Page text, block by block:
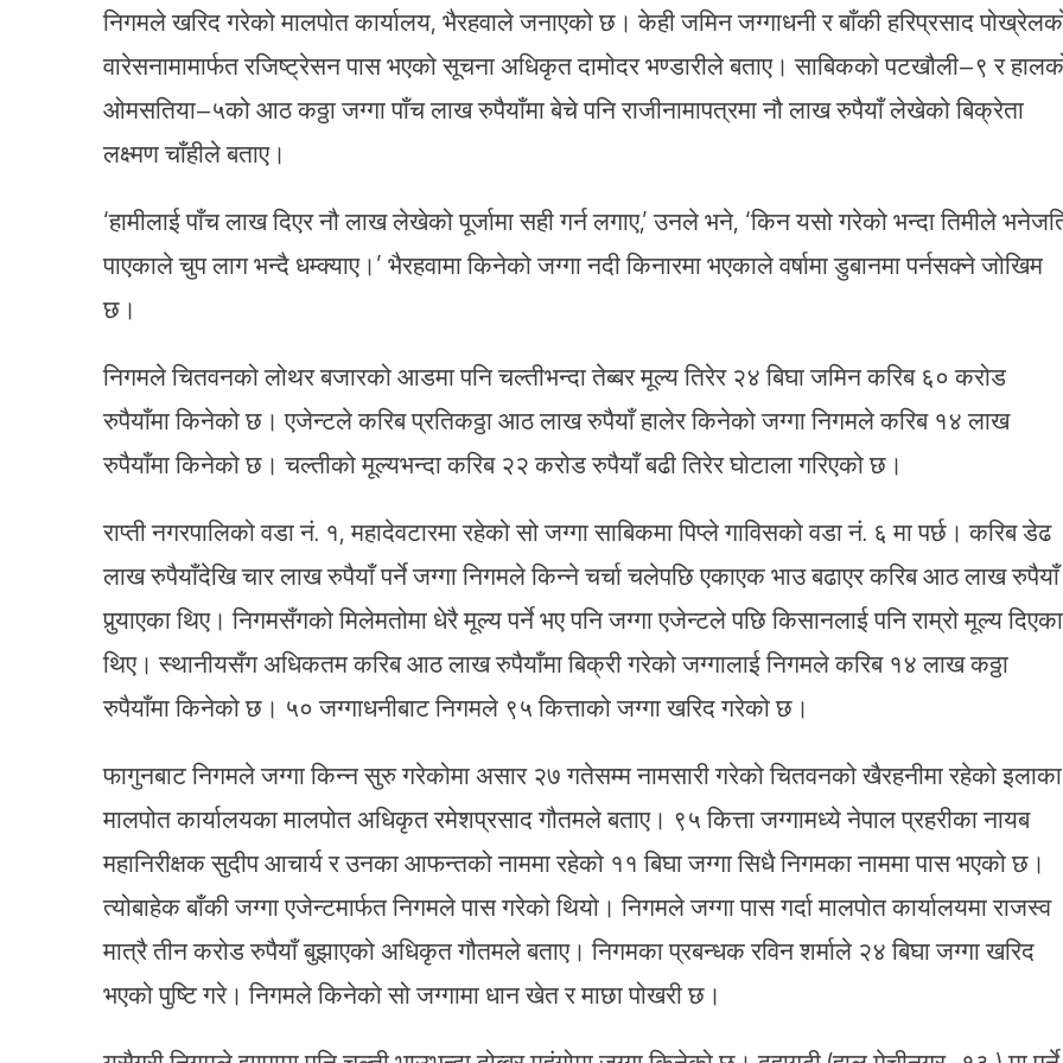
निगमले खरिद गरेको मालपोत कार्यालय, भैरहवाले जनाएको छ। केही जमिन जग्गाधनी र बाँकी हरिप्रसाद
वारेसनामामार्फत रजिष्ट्रेसन पास भएको सूचना अधिकृत दामोदर भण्डारीले बताए। साबिकको पटखौली–९ र
ओमसतिया–५को आठ कठ्ठा जग्गा पाँच लाख रुपैयाँमा बेचे पनि राजीनामापत्रमा नौ लाख रुपैयाँ लेखेको बिक्रेता
लक्ष्मण चाँहीले बताए।
‘हामीलाई पाँच लाख दिएर नौ लाख लेखेको पूर्जामा सही गर्न लगाए,’ उनले भने, ‘किन यसो गरेको भन्दा तिमीले
पाएकाले चुप लाग भन्दै धम्क्याए।’ भैरहवामा किनेको जग्गा नदी किनारमा भएकाले वर्षामा डुबानमा पर्नसक्ने जोखिम
छ।
निगमले चितवनको लोथर बजारको आडमा पनि चल्तीभन्दा तेब्बर मूल्य तिरेर २४ बिघा जमिन करिब ६० करोड
रुपैयाँमा किनेको छ। एजेन्टले करिब प्रतिकठ्ठा आठ लाख रुपैयाँ हालेर किनेको जग्गा निगमले करिब १४ लाख
रुपैयाँमा किनेको छ। चल्तीको मूल्यभन्दा करिब २२ करोड रुपैयाँ बढी तिरेर घोटाला गरिएको छ।
राप्ती नगरपालिको वडा नं. १, महादेवटारमा रहेको सो जग्गा साबिकमा पिप्ले गाविसको वडा नं. ६ मा पर्छ। करिब डेढ
लाख रुपैयाँदेखि चार लाख रुपैयाँ पर्ने जग्गा निगमले किन्ने चर्चा चलेपछि एकाएक भाउ बढाएर करिब आठ लाख रुपैयाँ
पुर्‍याएका थिए। निगमसँगको मिलेमतोमा धेरै मूल्य पर्ने भए पनि जग्गा एजेन्टले पछि किसानलाई पनि राम्रो मूल्य दिएका
थिए। स्थानीयसँग अधिकतम करिब आठ लाख रुपैयाँमा बिक्री गरेको जग्गालाई निगमले करिब १४ लाख कठ्ठा
रुपैयाँमा किनेको छ। ५० जग्गाधनीबाट निगमले ९५ कित्ताको जग्गा खरिद गरेको छ।
फागुनबाट निगमले जग्गा किन्न सुरु गरेकोमा असार २७ गतेसम्म नामसारी गरेको चितवनको खैरहनीमा रहेको इलाका
मालपोत कार्यालयका मालपोत अधिकृत रमेशप्रसाद गौतमले बताए। ९५ कित्ता जग्गामध्ये नेपाल प्रहरीका नायब
महानिरीक्षक सुदीप आचार्य र उनका आफन्तको नाममा रहेको ११ बिघा जग्गा सिधै निगमका नाममा पास भएको छ।
त्योबाहेक बाँकी जग्गा एजेन्टमार्फत निगमले पास गरेको थियो। निगमले जग्गा पास गर्दा मालपोत कार्यालयमा राजस्व
मात्रै तीन करोड रुपैयाँ बुझाएको अधिकृत गौतमले बताए। निगमका प्रबन्धक रविन शर्माले २४ बिघा जग्गा खरिद
भएको पुष्टि गरे। निगमले किनेको सो जग्गामा धान खेत र माछा पोखरी छ।